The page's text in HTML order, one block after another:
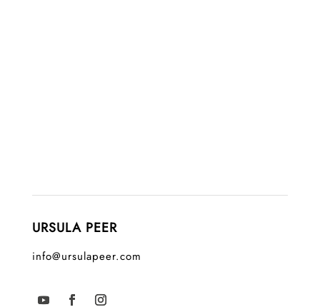
URSULA PEER
info@ursulapeer.com